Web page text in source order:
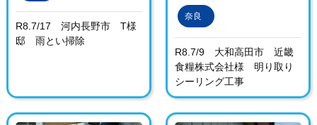
R8.7/17 河内長野市 T様
邸 雨とい掃除
奈良
R8.7/9 大和高田市 近畿
食糧株式会社様 明り取り
シーリング工事